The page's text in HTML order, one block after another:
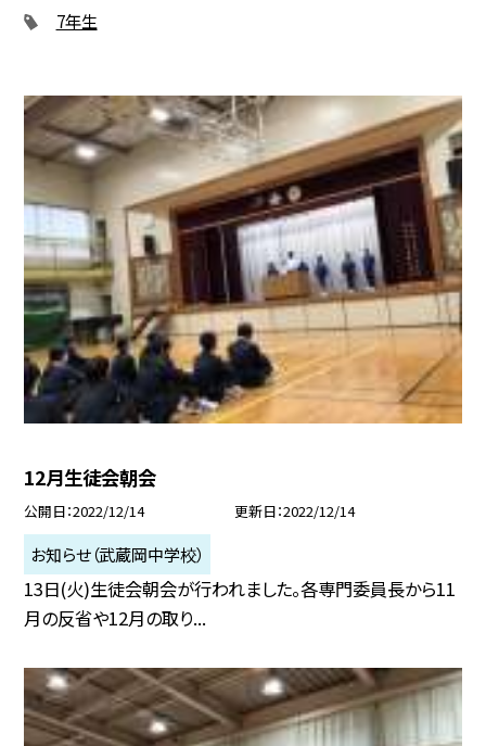
7年生
12月生徒会朝会
公開日 2022/12/14 更新日 2022/12/14
お知らせ（武蔵岡中学校）
13日(火)生徒会朝会が行われました。各専門委員長から11
月の反省や12月の取り...